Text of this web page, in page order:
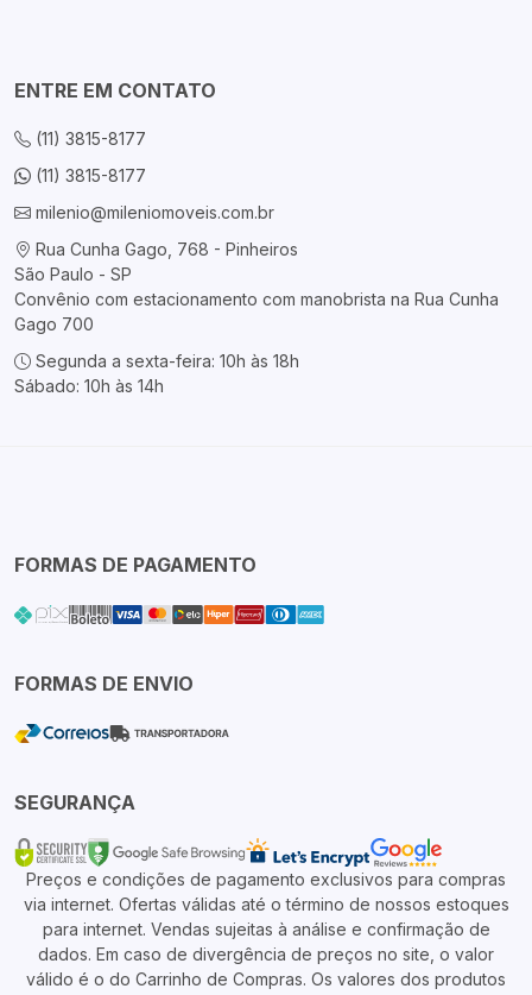
ENTRE EM CONTATO
(11) 3815-8177
(11) 3815-8177
milenio@mileniomoveis.com.br
Rua Cunha Gago, 768 - Pinheiros
São Paulo - SP
Convênio com estacionamento com manobrista na Rua Cunha
Gago 700
Segunda a sexta-feira: 10h às 18h
Sábado: 10h às 14h
FORMAS DE PAGAMENTO
FORMAS DE ENVIO
SEGURANÇA
Preços e condições de pagamento exclusivos para compras
via internet. Ofertas válidas até o término de nossos estoques
para internet. Vendas sujeitas à análise e confirmação de
dados. Em caso de divergência de preços no site, o valor
válido é o do Carrinho de Compras. Os valores dos produtos